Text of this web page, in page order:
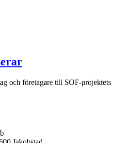
och företagare till SOF-